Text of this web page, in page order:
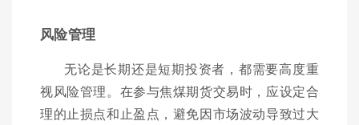
风险管理
无论是长期还是短期投资者，都需要高度重
视风险管理。在参与焦煤期货交易时，应设定合
理的止损点和止盈点，避免因市场波动导致过大